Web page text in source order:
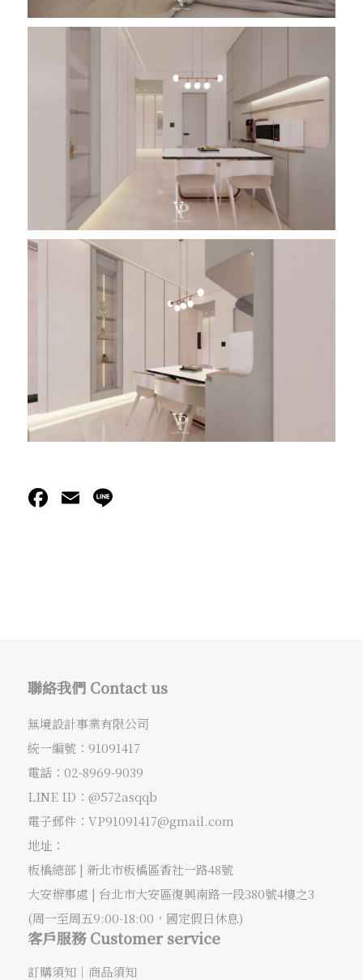
Facebook
Email
聯絡我們 Contact us
無境設計事業有限公司
統一編號：91091417
電話： 02-8969-9039
LINE ID：@572asqqb
電子郵件： VP91091417@gmail.com
地址：
板橋總部 | 新北市板橋區香社一路48號
大安辦事處 | 台北市大安區復興南路一段380號4樓之3
(周一至周五9:00-18:00，國定假日休息)
客戶服務 Customer service
訂購須知｜ 商品須知